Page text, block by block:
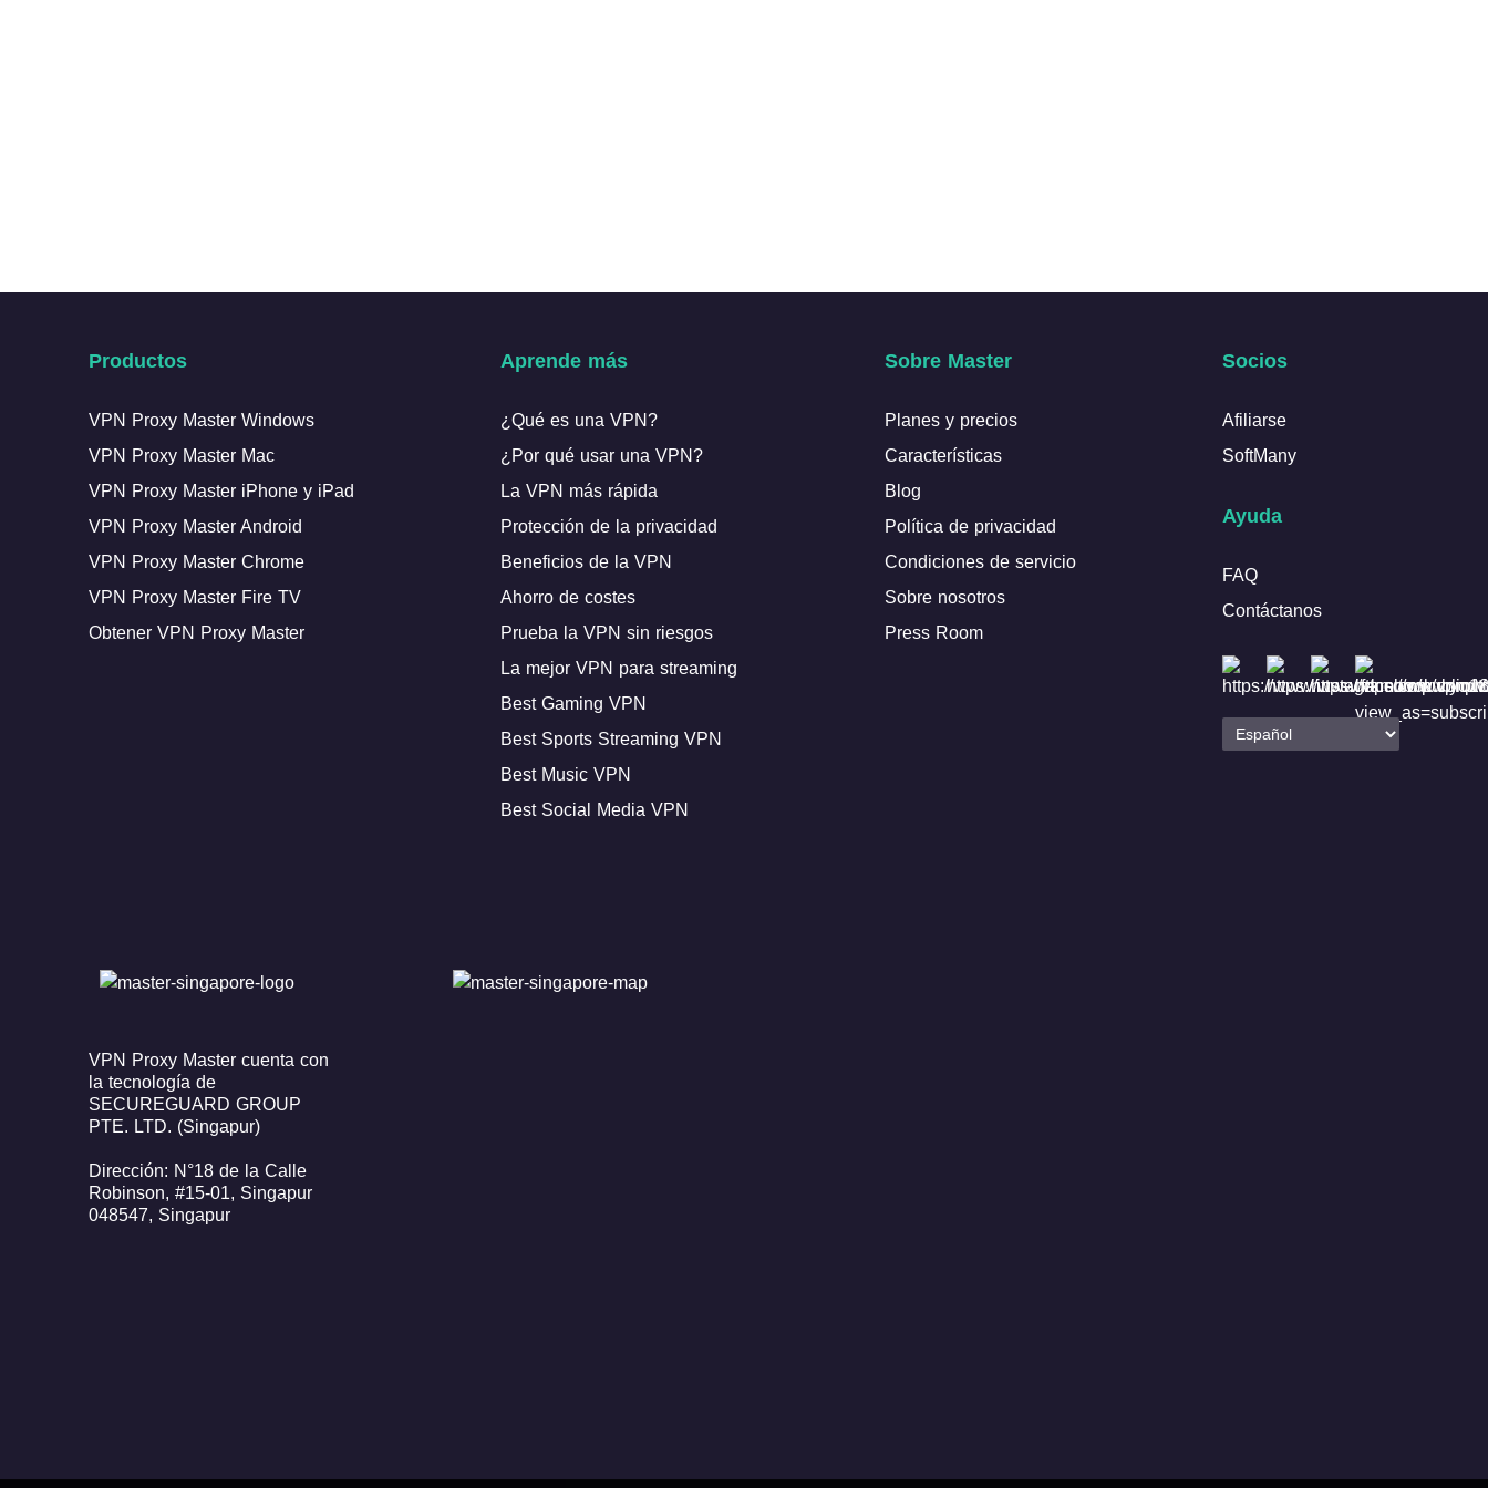
Productos
VPN Proxy Master Windows
VPN Proxy Master Mac
VPN Proxy Master iPhone y iPad
VPN Proxy Master Android
VPN Proxy Master Chrome
VPN Proxy Master Fire TV
Obtener VPN Proxy Master
Aprende más
¿Qué es una VPN?
¿Por qué usar una VPN?
La VPN más rápida
Protección de la privacidad
Beneficios de la VPN
Ahorro de costes
Prueba la VPN sin riesgos
La mejor VPN para streaming
Best Gaming VPN
Best Sports Streaming VPN
Best Music VPN
Best Social Media VPN
Sobre Master
Planes y precios
Características
Blog
Política de privacidad
Condiciones de servicio
Sobre nosotros
Press Room
Socios
Afiliarse
SoftMany
Ayuda
FAQ
Contáctanos
VPN Proxy Master cuenta con
la tecnología de
SECUREGUARD GROUP
PTE. LTD. (Singapur)
Dirección: N°18 de la Calle
Robinson, #15-01, Singapur
048547, Singapur